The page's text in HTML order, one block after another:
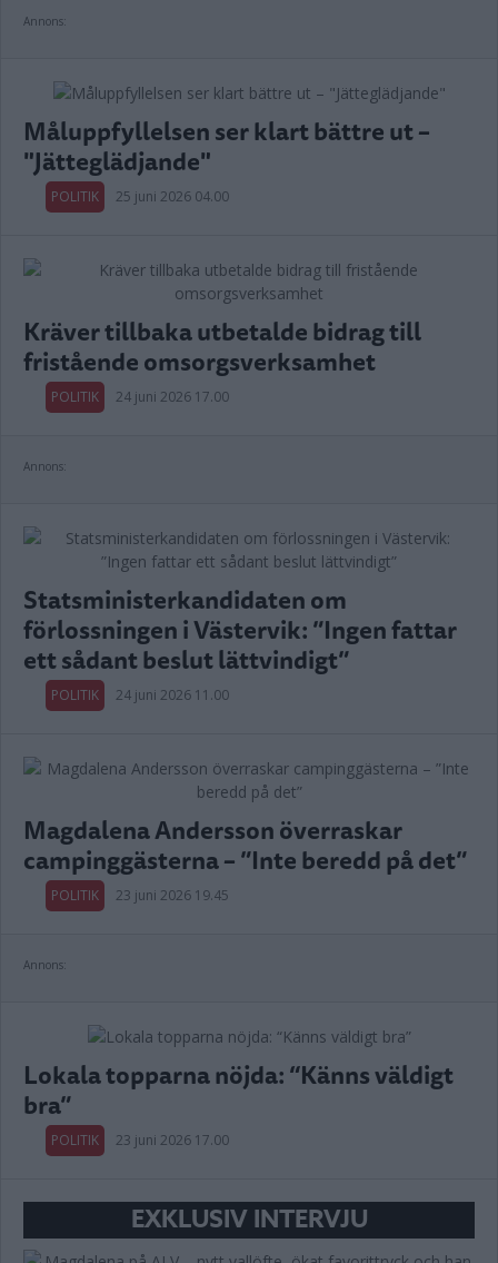
Annons:
Måluppfyllelsen ser klart bättre ut –
"Jätteglädjande"
POLITIK 25 juni 2026 04.00
Kräver tillbaka utbetalde bidrag till
fristående omsorgsverksamhet
POLITIK 24 juni 2026 17.00
Annons:
Statsministerkandidaten om
förlossningen i Västervik: ”Ingen fattar
ett sådant beslut lättvindigt”
POLITIK 24 juni 2026 11.00
Magdalena Andersson överraskar
campinggästerna – ”Inte beredd på det”
POLITIK 23 juni 2026 19.45
Annons:
Lokala topparna nöjda: “Känns väldigt
bra”
POLITIK 23 juni 2026 17.00
EXKLUSIV INTERVJU